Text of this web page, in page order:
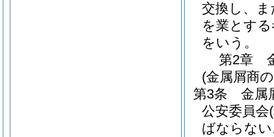
交換し、
を業とす
をいう。
第2章
(金属屑商
第3条
金属
公安委員会
ばならな